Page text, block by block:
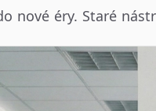
nové éry. Staré